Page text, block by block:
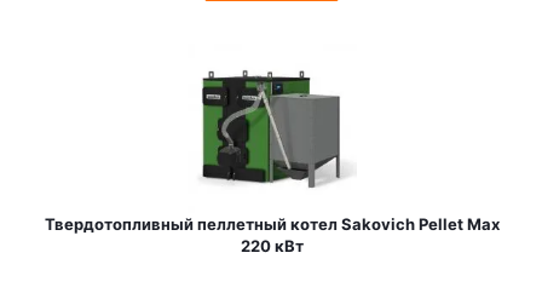
Твердотопливный пеллетный котел Sakovich Pellet Max
220 кВт